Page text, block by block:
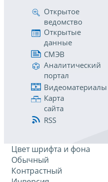
Открытое
ведомство
Открытые
данные
СМЭВ
Аналитический
портал
Видеоматериалы
Карта
сайта
RSS
Цвет шрифта и фона
Обычный
Контрастный